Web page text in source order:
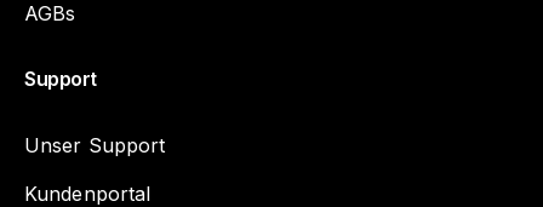
AGBs
Support
Unser Support
Kundenportal